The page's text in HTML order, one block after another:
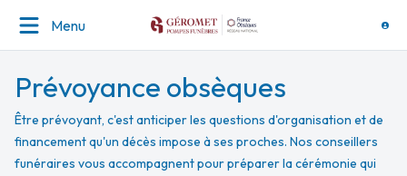
Menu
Prévoyance obsèques
Être prévoyant, c'est anticiper les questions d'organisation et de
financement qu'un décès impose à ses proches. Nos conseillers
funéraires vous accompagnent pour préparer la cérémonie qui